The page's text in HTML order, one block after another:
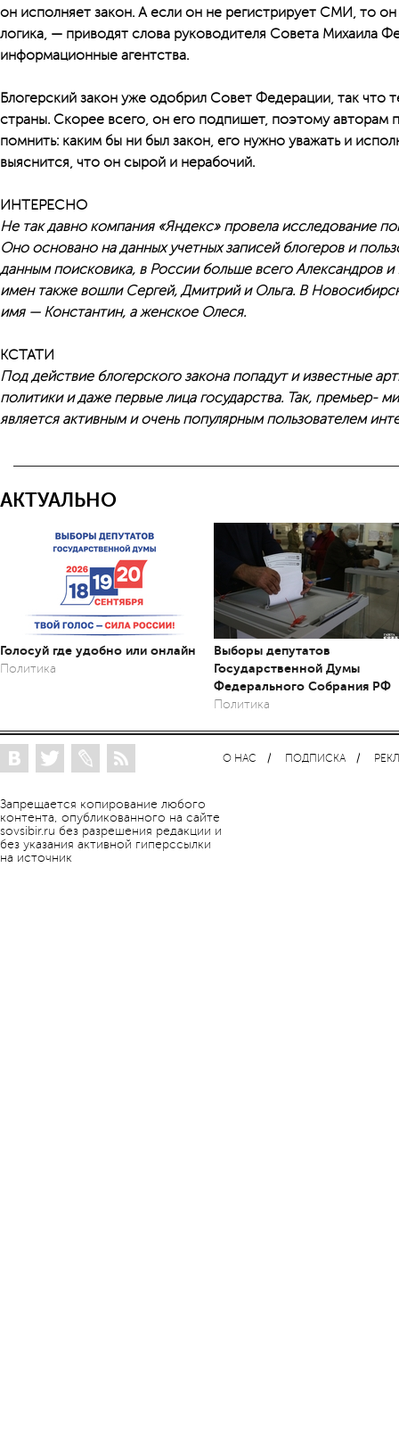
он исполняет закон. А если он не регистрирует СМИ, то он
логика, — приводят слова руководителя Совета Михаила
информационные агентства.
Блогерский закон уже одобрил Совет Федерации, так что
страны. Скорее всего, он его подпишет, поэтому авторам
помнить: каким бы ни был закон, его нужно уважать и
выяснится, что он сырой и нерабочий.
ИНТЕРЕСНО
Не так давно компания «Яндекс» провела исследование
Оно основано на данных учетных записей блогеров и
данным поисковика, в России больше всего Александров и
имен также вошли Сергей, Дмитрий и Ольга. В
имя — Константин, а женское Олеся.
КСТАТИ
Под действие блогерского закона попадут и известные
политики и даже первые лица государства. Так, премьер-
является активным и очень популярным пользователем
АКТУАЛЬНО
Голосуй где удобно или онлайн
Политика
Выборы депутатов
Государственной Думы
Федерального Собрания РФ
Политика
Запрещается копирование любого
контента, опубликованного на сайте
sovsibir.ru без разрешения редакции и
без указания активной гиперссылки
на источник
О НАС ПОДПИСКА